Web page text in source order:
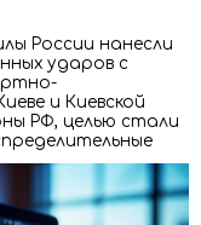
России нанесли
ударов с
и Киевской
РФ, целью стали